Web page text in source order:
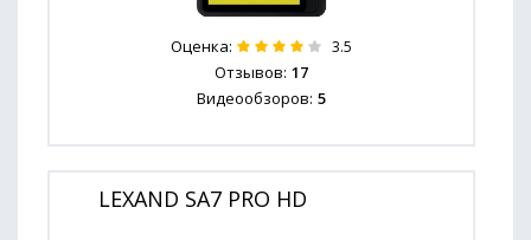
Оценка: 3.5
Отзывов: 17
Видеообзоров: 5
LEXAND SA7 PRO HD